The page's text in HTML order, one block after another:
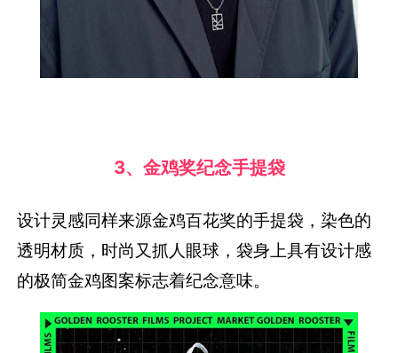
3、金鸡奖纪念手提袋
设计灵感同样来源金鸡百花奖的手提袋，染色的
透明材质，时尚又抓人眼球，袋身上具有设计感
的极简金鸡图案标志着纪念意味。